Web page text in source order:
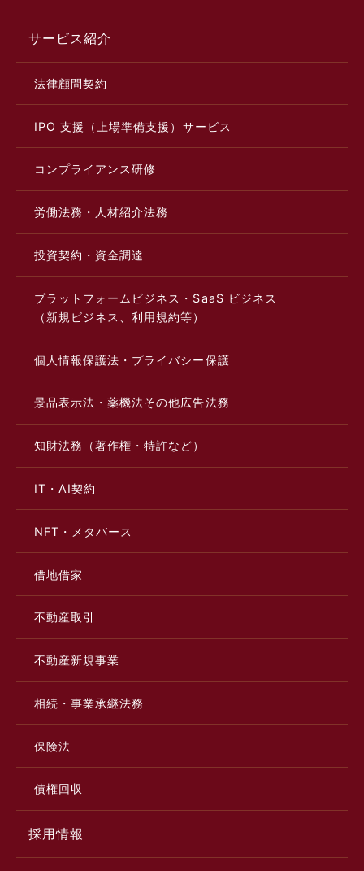
サービス紹介
法律顧問契約
IPO 支援（上場準備支援）サービス
コンプライアンス研修
労働法務・人材紹介法務
投資契約・資金調達
プラットフォームビジネス・SaaS ビジネス
（新規ビジネス、利用規約等）
個人情報保護法・プライバシー保護
景品表示法・薬機法その他広告法務
知財法務（著作権・特許など）
IT・AI契約
NFT・メタバース
借地借家
不動産取引
不動産新規事業
相続・事業承継法務
保険法
債権回収
採用情報